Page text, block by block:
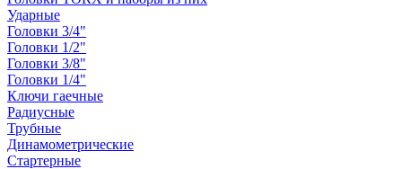
Ударные
Головки 3/4"
Головки 1/2"
Головки 3/8"
Головки 1/4"
Ключи гаечные
Радиусные
Трубные
Динамометрические
Стартерные